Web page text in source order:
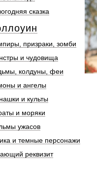
призраки, зомби
и чудовища
колдуны, феи
и ангелы
и культы
и моряки
ужасов
и темные персонажи
реквизит
сказка